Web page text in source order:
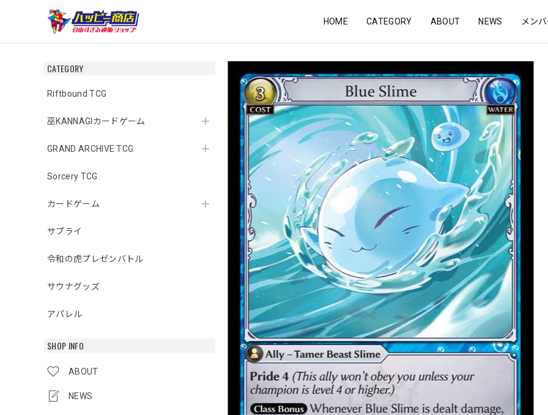
HOME CATEGORY ABOUT NEWS メン
CATEGORY
Riftbound TCG
巫KANNAGIカードゲーム
GRAND ARCHIVE TCG
Sorcery TCG
カードゲーム
サプライ
令和の虎プレゼンバトル
サウナグッズ
アパレル
SHOP INFO
ABOUT
NEWS